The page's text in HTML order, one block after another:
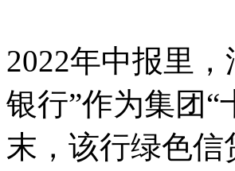
2022年中报里
银行”作为集团“
末，该行绿色信